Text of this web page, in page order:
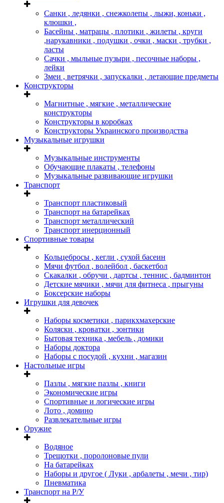
Санки , ледянки , снежколепы , лыжи, коньки ,
клюшки ,
Басейны , матрацы , плотики , жилеты , круги
,нарукавники , подушки , очки , маски , трубки ,
ласты
Сачки , мыльные пузыри , песочные наборы ,
лейки
Змеи , ветрячки , запускалки , летающие предметы
Конструкторы
Магнитные , мягкие , металлические
конструкторы
Конструкторы в коробках
Конструкторы Украинского производства
Музыкальные игрушки
Музыкальные инструменты
Обучающие плакаты , телефоны
Музыкальные развивающие игрушки
Транспорт
Транспорт пластиковый
Транспорт на батарейках
Транспорт металлический
Транспорт инерционный
Спортивные товары
Кольцебросы , кегли , сухой басеин
Мячи футбол , волейбол , баскетбол
Скакалки , обручи , дартсы , теннис , бадминтон
Детские мячики , мячи для фитнеса , прыгуны
Боксерские наборы
Игрушки для девочек
Наборы косметики , парикхмахерские
Коляски , кроватки , зонтики
Бытовая техника , мебель , домики
Наборы доктора
Наборы с посудой , кухни , магазин
Настольные игры
Пазлы , мягкие пазлы , книги
Экономические игры
Спортивные и логические игры
Лото , домино
Развлекательные игры
Оружие
Водяное
Трещотки , поролоновые пули
На батарейках
Наборы и другое ( Луки , арбалеты , мечи , тир)
Пневматика
Транспорт на Р/У